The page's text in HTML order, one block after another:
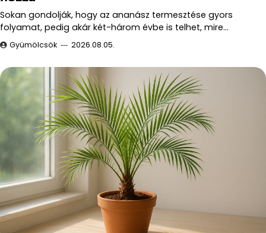
Sokan gondolják, hogy az ananász termesztése gyors
folyamat, pedig akár két-három évbe is telhet, mire…
Gyümölcsök 2026.08.05.